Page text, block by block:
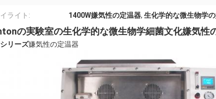
ライト: 1400W嫌気性の定温器, 生化学的な微生物学
の実験室の生化学的な微生物学細菌文化嫌気性
リーズ嫌気性の定温器